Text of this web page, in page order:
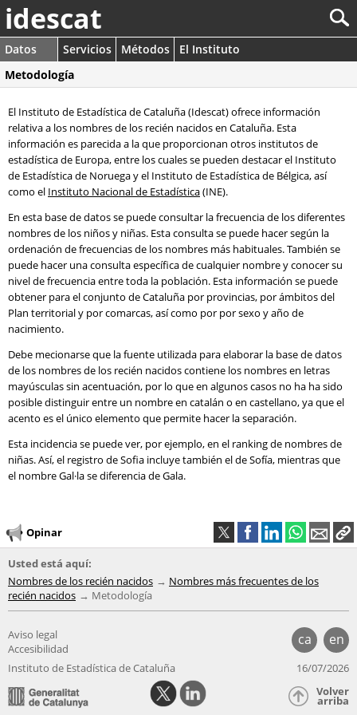
idescat
Datos Servicios Métodos
El Instituto
Metodología
El Instituto de Estadística de Cataluña (Idescat) ofrece información
relativa a los nombres de los recién nacidos en Cataluña. Esta
información es parecida a la que proporcionan otros institutos de
estadística de Europa, entre los cuales se pueden destacar el Instituto
de Estadística de Noruega y el Instituto de Estadística de Bélgica, así
como el Instituto Nacional de Estadística(INE).
En esta base de datos se puede consultar la frecuencia de los diferentes
nombres de los niños y niñas. Esta consulta se puede hacer según la
ordenación de frecuencias de los nombres más habituales. También se
puede hacer una consulta específica de cualquier nombre y conocer su
nivel de frecuencia entre toda la población. Esta información se puede
obtener para el conjunto de Cataluña por provincias, por ámbitos del
Plan territorial y por comarcas, así como por por sexo y año de
nacimiento.
Debe mecionarse que la fuente utilizada para elaborar la base de datos
de los nombres de los recién nacidos contiene los nombres en letras
mayúsculas sin acentuación, por lo que en algunos casos no ha ha sido
posible distinguir entre un nombre en catalán o en castellano, ya que el
acento es el único elemento que permite hacer la separación.
Esta incidencia se puede ver, por ejemplo, en el ranking de nombres de
niñas. Así, el registro de Sofia incluye también el de Sofía, mientras que
el nombre Gal·la se diferencia de Gala.
Opinar
Usted está aquí:
Nombres de los recién nacidos
Nombres más frecuentes de los
recién nacidos
Metodología
ca en
Aviso legal
Accesibilidad
Instituto de Estadística de Cataluña
16/07/2026
Volver
arriba